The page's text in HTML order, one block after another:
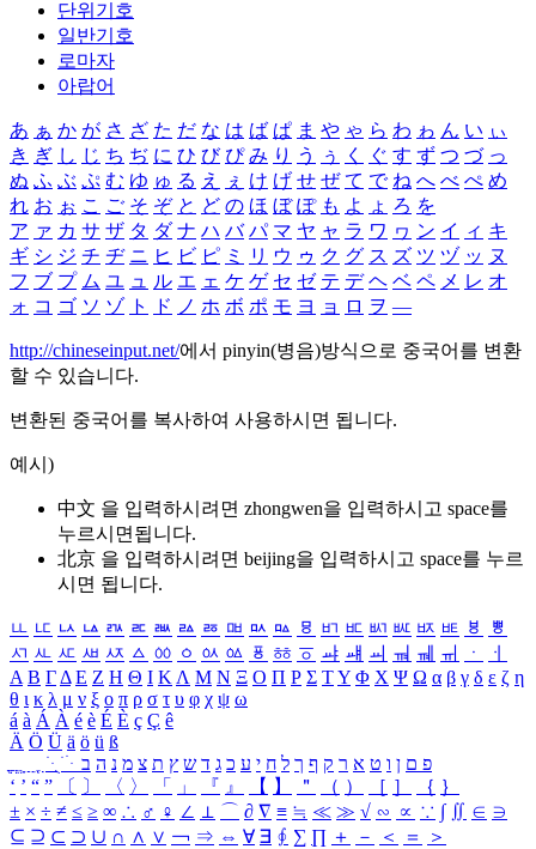
단위기호
일반기호
로마자
아랍어
あ ぁ か が さ ざ た だ な は ば ぱ ま や ゃ ら わ ゎ ん い ぃ
き ぎ し じ ち ぢ に ひ び ぴ み り う ぅ く ぐ す ず つ づ っ
ぬ ふ ぶ ぷ む ゆ ゅ る え ぇ け げ せ ぜ て で ね へ べ ぺ め
れ お ぉ こ ご そ ぞ と ど の ほ ぼ ぽ も よ ょ ろ を
ア ァ カ サ ザ タ ダ ナ ハ バ パ マ ヤ ャ ラ ワ ヮ ン イ ィ キ
ギ シ ジ チ ヂ ニ ヒ ビ ピ ミ リ ウ ゥ ク グ ス ズ ツ ヅ ッ ヌ
フ ブ プ ム ユ ュ ル エ ェ ケ ゲ セ ゼ テ デ ヘ ベ ペ メ レ オ
ォ コ ゴ ソ ゾ ト ド ノ ホ ボ ポ モ ヨ ョ ロ ヲ ―
http://chineseinput.net/에서 pinyin(병음)방식으로 중국어를 변환
할 수 있습니다.
변환된 중국어를 복사하여 사용하시면 됩니다.
예시)
中文 을 입력하시려면 zhongwen을 입력하시고 space를
누르시면됩니다.
北京 을 입력하시려면 beijing을 입력하시고 space를 누르
시면 됩니다.
ㅥ ㅦ ㅧ ㅨ ㅩ ㅪ ㅫ ㅬ ㅭ ㅮ ㅯ ㅰ ㅱ ㅲ ㅳ ㅴ ㅵ ㅶ ㅷ ㅸ
ㅹ
ㅺ ㅻ ㅼ ㅽ ㅾ ㅿ ㆀ ㆁ ㆂ ㆃ ㆄ ㆅ ㆆ ㆇ ㆈ ㆉ ㆊ ㆋ ㆌ ㆍ
ㆎ
Α Β ΓΔ Ε Ζ Η Θ Ι ΚΛ Μ Ν Ξ Ο Π Ρ Σ ΤΥ Φ Χ Ψ Ω α β γ δ ε ζ η
θ ι κ λ μ ν ξ ο π ρ σ τ υ φ χ ψ ω
á à Á À é è É È ç Ç ê
Ä Ö Ü ä ö ü ß
ִֶֹ ֻּ ׁׂ פ ם ן ו ט א ר ק ף ך ל ח י ע כ ג ד ש ץ ת צ מ נ ה ב
‘ ’ “ ” 〔 〕 〈 〉 「 」 『 』 【 】 ＂ （ ） ［ ］ ｛ ｝
± × ÷ ≠ ≤ ≥ ∞ ∴ ♂ ♀ ∠ ⊥ ⌒ ∂ ∇ ≡ ≒ ≪ ≫ √ ∽ ∝ ∵ ∫ ∬ ∈ ∋
⊆ ⊇ ⊂ ⊃ ∪ ∩ ∧ ∨ ￢ ⇒ ⇔ ∀ ∃ ∮ ∑ ∏ ＋ － ＜ ＝
＞